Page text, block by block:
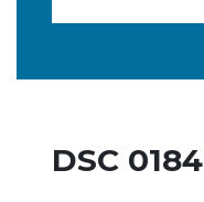
DSC 0184